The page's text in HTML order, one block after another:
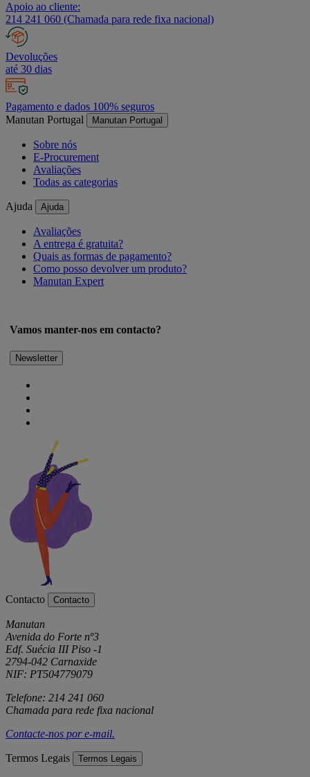
Apoio ao cliente:
214 241 060 (Chamada para rede fixa nacional)
Devoluções
até 30 dias
Pagamento e dados 100% seguros
Manutan Portugal
Manutan Portugal
Sobre nós
E-Procurement
Avaliações
Todas as categorias
Ajuda Ajuda
Avaliações
A entrega é gratuita?
Quais as formas de pagamento?
Como posso devolver um produto?
Manutan Expert
Vamos manter-nos em contacto?
Newsletter
Contacto Contacto
Manutan
Avenida do Forte nº3
Edf. Suécia III Piso -1
2794-042 Carnaxide
NIF: PT504779079
Telefone: 214 241 060
Chamada para rede fixa nacional
Contacte-nos pore-mail.
Termos Legais Termos Legais